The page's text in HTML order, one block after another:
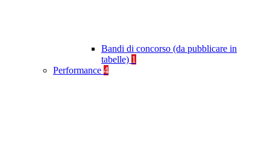
Bandi di concorso (da pubblicare in
tabelle) 1
Performance 4